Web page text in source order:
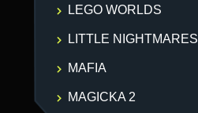
LEGO WORLDS
LITTLE NIGHTMARES
MAFIA
MAGICKA 2